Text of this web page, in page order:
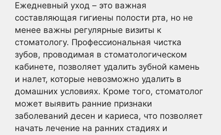
Ежедневный уход – это важная
составляющая гигиены полости рта, но не
менее важны регулярные визиты к
стоматологу. Профессиональная чистка
зубов, проводимая в стоматологическом
кабинете, позволяет удалить зубной камень
и налет, которые невозможно удалить в
домашних условиях. Кроме того, стоматолог
может выявить ранние признаки
заболеваний десен и кариеса, что позволяет
начать лечение на ранних стадиях и